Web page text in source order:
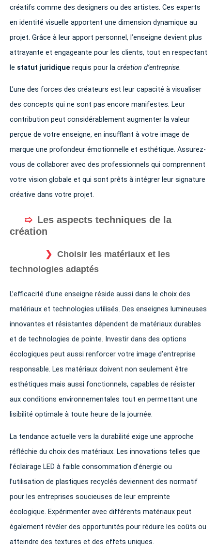
créatifs comme des designers ou des artistes. Ces experts
en identité visuelle apportent une dimension dynamique au
projet. Grâce à leur apport personnel, l’enseigne devient plus
attrayante et engageante pour les clients, tout en respectant
le statut juridique requis pour la création d’entreprise.
L’une des forces des créateurs est leur capacité à visualiser
des concepts qui ne sont pas encore manifestes. Leur
contribution peut considérablement augmenter la valeur
perçue de votre enseigne, en insufflant à votre image de
marque une profondeur émotionnelle et esthétique. Assurez-
vous de collaborer avec des professionnels qui comprennent
votre vision globale et qui sont prêts à intégrer leur signature
créative dans votre projet.
Les aspects techniques de la
création
Choisir les matériaux et les
technologies adaptés
L’efficacité d’une enseigne réside aussi dans le choix des
matériaux et technologies utilisés. Des enseignes lumineuses
innovantes et résistantes dépendent de matériaux durables
et de technologies de pointe. Investir dans des options
écologiques peut aussi renforcer votre image d’entreprise
responsable. Les matériaux doivent non seulement être
esthétiques mais aussi fonctionnels, capables de résister
aux conditions environnementales tout en permettant une
lisibilité optimale à toute heure de la journée.
La tendance actuelle vers la durabilité exige une approche
réfléchie du choix des matériaux. Les innovations telles que
l’éclairage LED à faible consommation d’énergie ou
l’utilisation de plastiques recyclés deviennent des normatif
pour les entreprises soucieuses de leur empreinte
écologique. Expérimenter avec différents matériaux peut
également révéler des opportunités pour réduire les coûts ou
atteindre des textures et des effets uniques.